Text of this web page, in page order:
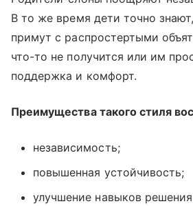
В то же время дети точно
примут с распростертыми
что-то не получится или им
поддержка и комфорт.
Преимущества такого стиля
независимость;
повышенная устойчивость;
улучшение навыков